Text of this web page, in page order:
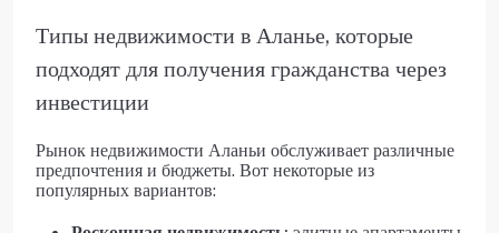
Типы недвижимости в Аланье, которые
подходят для получения гражданства через
инвестиции
Рынок недвижимости Аланьи обслуживает различные
предпочтения и бюджеты. Вот некоторые из
популярных вариантов: